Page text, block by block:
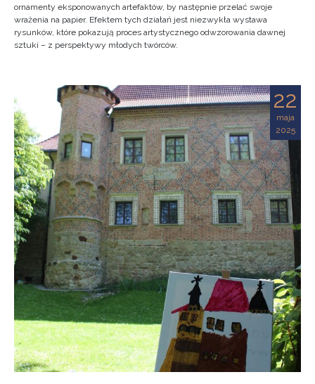
ornamenty eksponowanych artefaktów, by następnie przelać swoje
wrażenia na papier. Efektem tych działań jest niezwykła wystawa
rysunków, które pokazują proces artystycznego odwzorowania dawnej
sztuki – z perspektywy młodych twórców.
22
maja
2025